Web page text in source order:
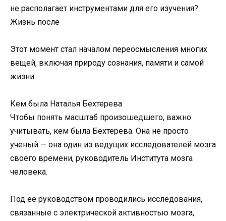
не располагает инструментами для его изучения?
Жизнь после
Этот момент стал началом переосмысления многих
вещей, включая природу сознания, памяти и самой
жизни.
Кем была Наталья Бехтерева
Чтобы понять масштаб произошедшего, важно
учитывать, кем была Бехтерева. Она не просто
ученый — она один из ведущих исследователей мозга
своего времени, руководитель Института мозга
человека.
Под ее руководством проводились исследования,
связанные с электрической активностью мозга,